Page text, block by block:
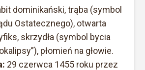
dominikański, trąba (symbol
Ostatecznego), otwarta
skrzydła (symbol bycia
płomień na głowie.
29 czerwca 1455 roku przez